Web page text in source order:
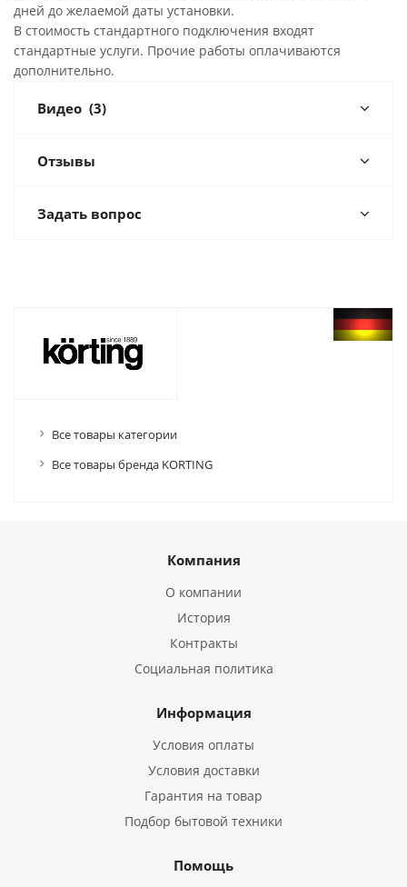
дней до желаемой даты установки.
В стоимость стандартного подключения входят
стандартные услуги. Прочие работы оплачиваются
дополнительно.
Видео (3)
Отзывы
Задать вопрос
Все товары категории
Все товары бренда KORTING
Компания
О компании
История
Контракты
Социальная политика
Информация
Условия оплаты
Условия доставки
Гарантия на товар
Подбор бытовой техники
Помощь